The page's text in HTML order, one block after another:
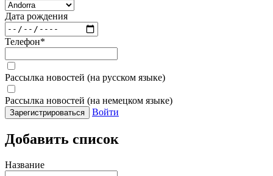
Дата рождения
Телефон*
Рассылка новостей (на русском языке)
Рассылка новостей (на немецком языке)
Зарегистрироваться Войти
Добавить список
Название